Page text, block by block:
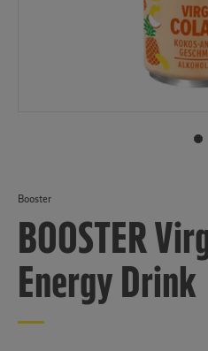
Booster
BOOSTER
Energy Drink